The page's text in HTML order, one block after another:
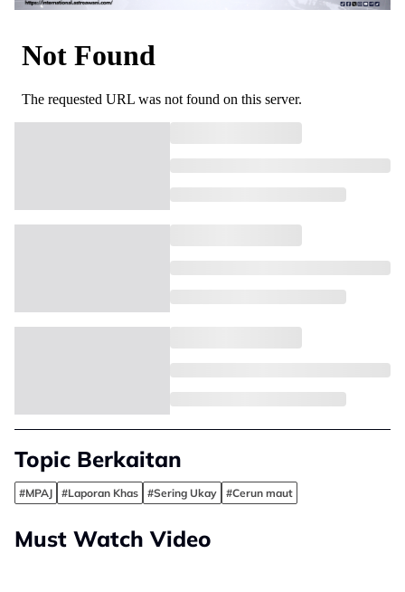
Topic Berkaitan
#MPAJ #Laporan Khas #Sering Ukay #Cerun maut
Must Watch Video